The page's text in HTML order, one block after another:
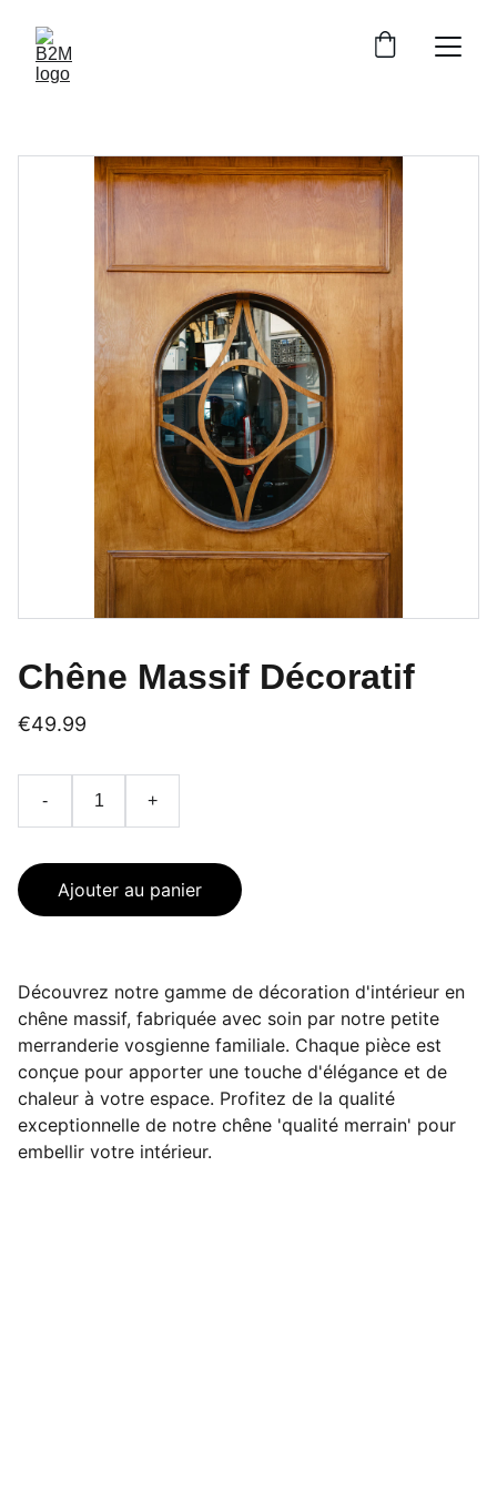
Chêne Massif Décoratif
€49.99
- +
Ajouter au panier
Découvrez notre gamme de décoration d'intérieur en
chêne massif, fabriquée avec soin par notre petite
merranderie vosgienne familiale. Chaque pièce est
conçue pour apporter une touche d'élégance et de
chaleur à votre espace. Profitez de la qualité
exceptionnelle de notre chêne 'qualité merrain' pour
embellir votre intérieur.